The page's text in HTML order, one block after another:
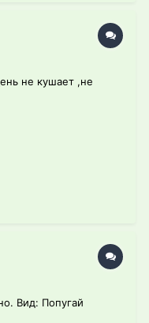
не кушает ,не
Вид: Попугай